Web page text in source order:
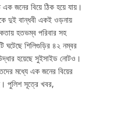
জনের বিয়ে ঠিক হয়ে যায়।
দুই বান্ধবী একই ওড়নায়
হতভম্ব পরিবার সহ
ঘটেছে শিলিগুড়ির ৪২ নম্বর
হয়েছে সুইসাইড নোটও।
মধ্যে এক জনের বিয়ের
পুলিশ সূত্রে খবর,